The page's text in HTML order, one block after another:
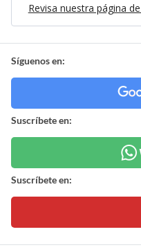
Revisa nuestra página
Síguenos en:
Suscríbete en:
Suscríbete en: